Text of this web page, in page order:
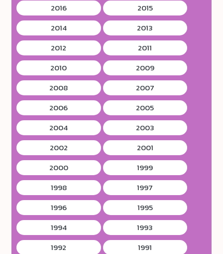
2016
2015
2014
2013
2012
2011
2010
2009
2008
2007
2006
2005
2004
2003
2002
2001
2000
1999
1998
1997
1996
1995
1994
1993
1992
1991